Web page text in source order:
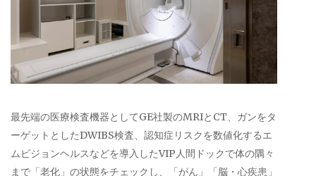
最先端の医療検査機器としてGE社製のMRIとCT、ガンをタ
ーゲットとしたDWIBS検査、認知症リスクを数値化するエ
ムビジョンヘルスなどを導入したVIP人間ドックで体の隅々
まで「老化」の状態をチェックし、「がん」「脳・心疾患」